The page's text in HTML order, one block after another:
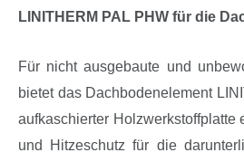
LINITHERM PAL PHW für die
Für nicht ausgebaute und
bietet das Dachbodenelement
aufkaschierter Holzwerkstoffplatte
und Hitzeschutz für die